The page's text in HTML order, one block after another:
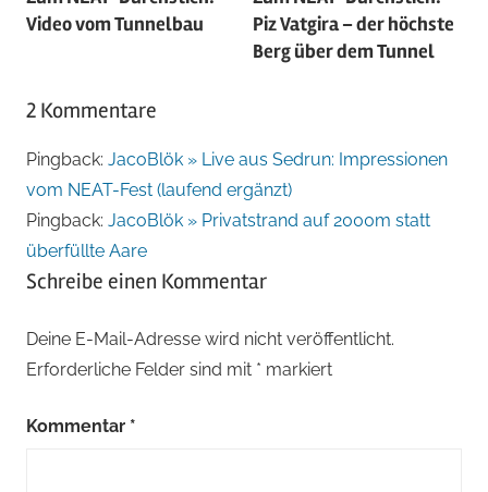
Video vom Tunnelbau
Piz Vatgira – der höchste
Berg über dem Tunnel
2 Kommentare
Pingback: JacoBlök » Live aus Sedrun: Impressionen
vom NEAT-Fest (laufend ergänzt)
Pingback: JacoBlök » Privatstrand auf 2000m statt
überfüllte Aare
Schreibe einen Kommentar
Deine E-Mail-Adresse wird nicht veröffentlicht.
Erforderliche Felder sind mit * markiert
Kommentar *